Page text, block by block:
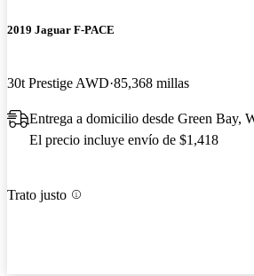
2019 Jaguar F-PACE
30t Prestige AWD 85,368 millas
Entrega a domicilio desde Green Bay,
El precio incluye envío de $1,418
Trato justo